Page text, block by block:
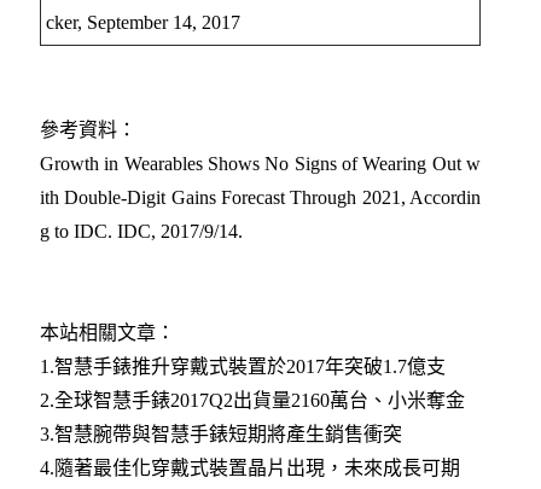
cker, September 14, 2017
參考資料：
Growth in Wearables Shows No Signs of Wearing Out w
ith Double-Digit Gains Forecast Through 2021, Accordin
g to IDC. IDC, 2017/9/14.
本站相關文章：
1.智慧手錶推升穿戴式裝置於2017年突破1.7億支
2.全球智慧手錶2017Q2出貨量2160萬台、小米奪金​
3.智慧腕帶與智慧手錶短期將產生銷售衝突​
4.隨著最佳化穿戴式裝置晶片出現，未來成長可期​